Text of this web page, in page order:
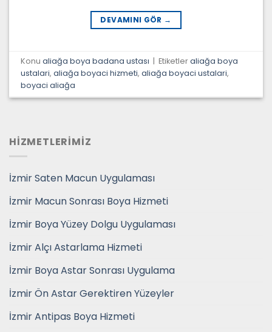
DEVAMINI GÖR →
Konualiağa boya badana ustası | Etiketleraliağa boya
ustalari,aliağa boyaci hizmeti,aliağa boyaci ustalari,
boyaci aliağa
HİZMETLERİMİZ
İzmir Saten Macun Uygulaması
İzmir Macun Sonrası Boya Hizmeti
İzmir Boya Yüzey Dolgu Uygulaması
İzmir Alçı Astarlama Hizmeti
İzmir Boya Astar Sonrası Uygulama
İzmir Ön Astar Gerektiren Yüzeyler
İzmir Antipas Boya Hizmeti